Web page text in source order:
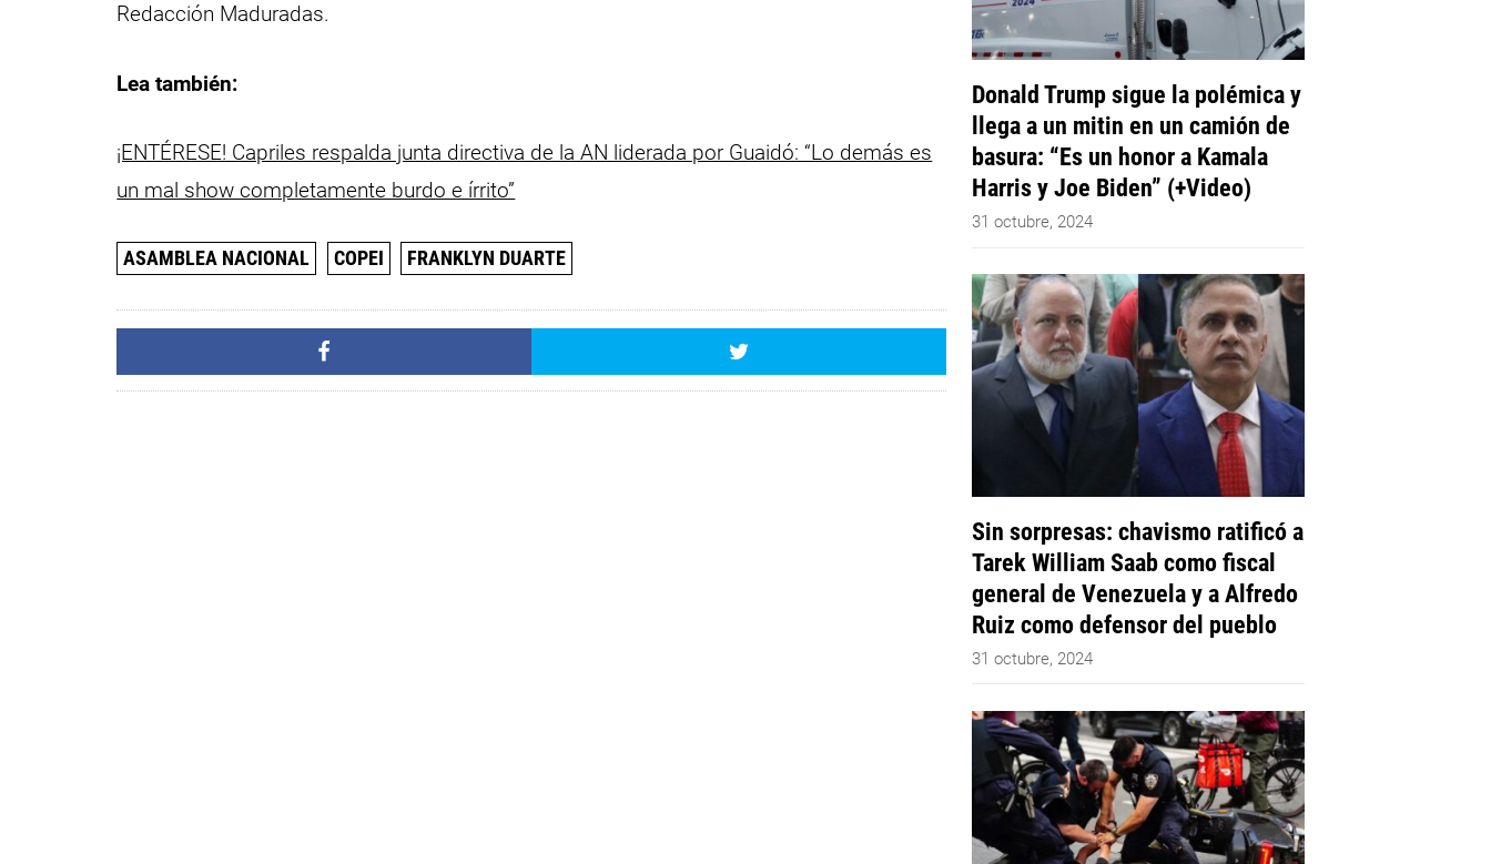
Redacción Maduradas.
Lea también:
¡ENTÉRESE! Capriles respalda junta directiva de la AN liderada por Guaidó: “Lo demás es
un mal show completamente burdo e írrito”
ASAMBLEA NACIONAL COPEI FRANKLYN DUARTE
Donald Trump sigue la polémica y
llega a un mitin en un camión de
basura: “Es un honor a Kamala
Harris y Joe Biden” (+Video)
31 octubre, 2024
Sin sorpresas: chavismo ratificó a
Tarek William Saab como fiscal
general de Venezuela y a Alfredo
Ruiz como defensor del pueblo
31 octubre, 2024